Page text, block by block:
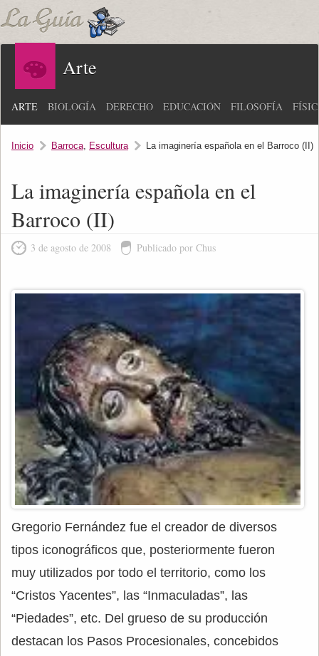
Arte
ARTE BIOLOGÍA DERECHO EDUCACIÓN FILOSOFÍA
Inicio Barroca, Escultura La imaginería española en el Barroco (II)
La imaginería española en el
Barroco (II)
3 de agosto de 2008 Publicado por Chus
Gregorio Fernández fue el creador de diversos
tipos iconográficos que, posteriormente fueron
muy utilizados por todo el territorio, como los
“Cristos Yacentes”, las “Inmaculadas”, las
“Piedades”, etc. Del grueso de su producción
destacan los Pasos Procesionales, concebidos